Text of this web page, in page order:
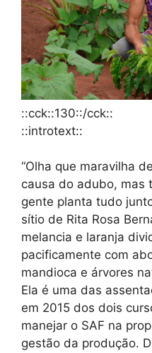
::cck::130::/cck::
::introtext::
“Olha que maravilha
causa do adubo, mas
gente planta tudo
sítio de Rita Rosa
melancia e laranja
pacificamente com
mandioca e árvores
Ela é uma das
em 2015 dos dois
manejar o SAF na
gestão da produção.